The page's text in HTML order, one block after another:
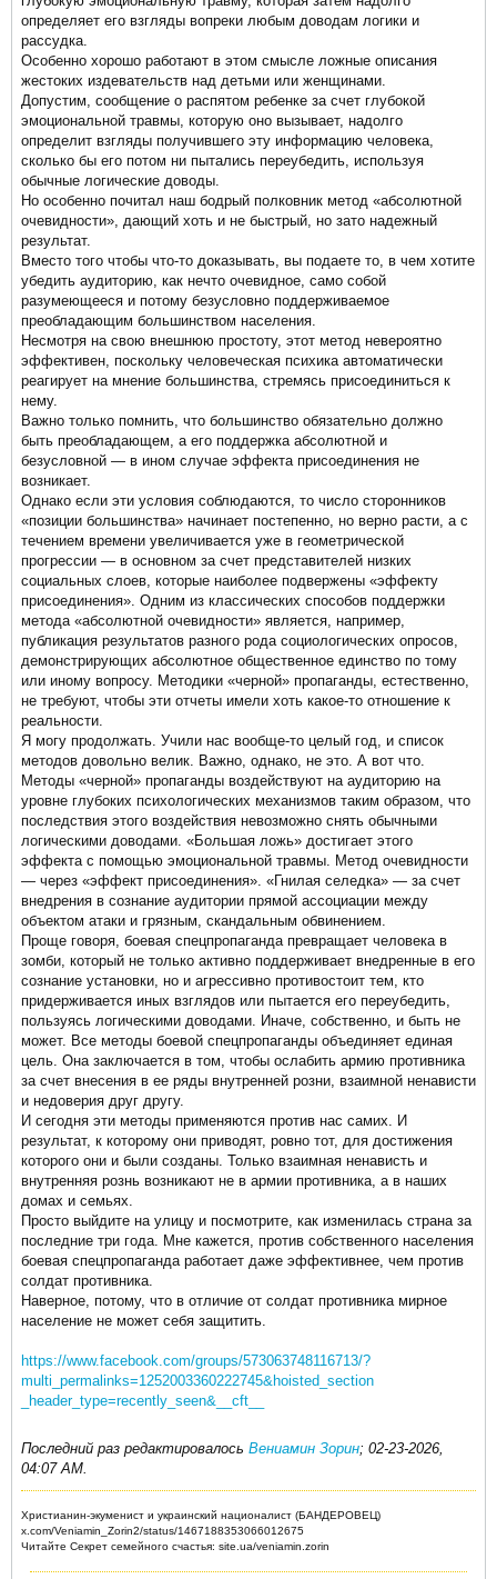
определяет его взгляды вопреки любым доводам логики и
рассудка.
Особенно хорошо работают в этом смысле ложные описания
жестоких издевательств над детьми или женщинами.
Допустим, сообщение о распятом ребенке за счет глубокой
эмоциональной травмы, которую оно вызывает, надолго
определит взгляды получившего эту информацию человека,
сколько бы его потом ни пытались переубедить, используя
обычные логические доводы.
Но особенно почитал наш бодрый полковник метод «абсолютной
очевидности», дающий хоть и не быстрый, но зато надежный
результат.
Вместо того чтобы что-то доказывать, вы подаете то, в чем хотите
убедить аудиторию, как нечто очевидное, само собой
разумеющееся и потому безусловно поддерживаемое
преобладающим большинством населения.
Несмотря на свою внешнюю простоту, этот метод невероятно
эффективен, поскольку человеческая психика автоматически
реагирует на мнение большинства, стремясь присоединиться к
нему.
Важно только помнить, что большинство обязательно должно
быть преобладающем, а его поддержка абсолютной и
безусловной — в ином случае эффекта присоединения не
возникает.
Однако если эти условия соблюдаются, то число сторонников
«позиции большинства» начинает постепенно, но верно расти, а с
течением времени увеличивается уже в геометрической
прогрессии — в основном за счет представителей низких
социальных слоев, которые наиболее подвержены «эффекту
присоединения». Одним из классических способов поддержки
метода «абсолютной очевидности» является, например,
публикация результатов разного рода социологических опросов,
демонстрирующих абсолютное общественное единство по тому
или иному вопросу. Методики «черной» пропаганды, естественно,
не требуют, чтобы эти отчеты имели хоть какое-то отношение к
реальности.
Я могу продолжать. Учили нас вообще-то целый год, и список
методов довольно велик. Важно, однако, не это. А вот что.
Методы «черной» пропаганды воздействуют на аудиторию на
уровне глубоких психологических механизмов таким образом, что
последствия этого воздействия невозможно снять обычными
логическими доводами. «Большая ложь» достигает этого
эффекта с помощью эмоциональной травмы. Метод очевидности
— через «эффект присоединения». «Гнилая селедка» — за счет
внедрения в сознание аудитории прямой ассоциации между
объектом атаки и грязным, скандальным обвинением.
Проще говоря, боевая спецпропаганда превращает человека в
зомби, который не только активно поддерживает внедренные в его
сознание установки, но и агрессивно противостоит тем, кто
придерживается иных взглядов или пытается его переубедить,
пользуясь логическими доводами. Иначе, собственно, и быть не
может. Все методы боевой спецпропаганды объединяет единая
цель. Она заключается в том, чтобы ослабить армию противника
за счет внесения в ее ряды внутренней розни, взаимной ненависти
и недоверия друг другу.
И сегодня эти методы применяются против нас самих. И
результат, к которому они приводят, ровно тот, для достижения
которого они и были созданы. Только взаимная ненависть и
внутренняя рознь возникают не в армии противника, а в наших
домах и семьях.
Просто выйдите на улицу и посмотрите, как изменилась страна за
последние три года. Мне кажется, против собственного населения
боевая спецпропаганда работает даже эффективнее, чем против
солдат противника.
Наверное, потому, что в отличие от солдат противника мирное
население не может себя защитить.
https://www.facebook.com/groups/573063748116713/?
multi_permalinks=1252003360222745&hoisted_section
_header_type=recently_seen&__cft__
Последний раз редактировалось Вениамин Зорин; 02-23-2026,
04:07 AM.
Христианин-экуменист и украинский националист (БАНДЕРОВЕЦ)
x.com/Veniamin_Zorin2/status/1467188353066012675
Читайте Секрет семейного счастья: site.ua/veniamin.zorin